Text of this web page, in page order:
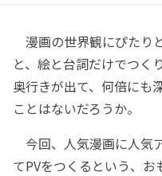
漫画の世界観にぴたり
と、絵と台詞だけでつく
奥行きが出て、何倍にも
ことはないだろうか。
今回、人気漫画に人気
てPVをつくるという、お